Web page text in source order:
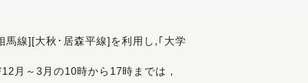
線][大秋･居森平線]を利用し,｢大学
月～3月の10時から17時までは，